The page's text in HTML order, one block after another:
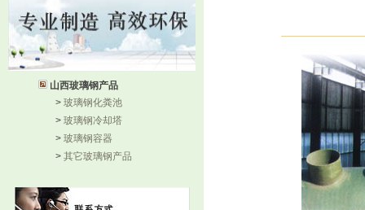
山西玻璃钢产品
> 玻璃钢化粪池
> 玻璃钢冷却塔
> 玻璃钢容器
> 其它玻璃钢产品